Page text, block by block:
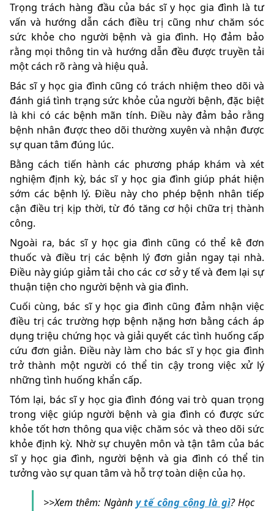
Trọng trách hàng đầu của bác sĩ y học gia đình là tư
vấn và hướng dẫn cách điều trị cũng như chăm sóc
sức khỏe cho người bệnh và gia đình. Họ đảm bảo
rằng mọi thông tin và hướng dẫn đều được truyền tải
một cách rõ ràng và hiệu quả.
Bác sĩ y học gia đình cũng có trách nhiệm theo dõi và
đánh giá tình trạng sức khỏe của người bệnh, đặc biệt
là khi có các bệnh mãn tính. Điều này đảm bảo rằng
bệnh nhân được theo dõi thường xuyên và nhận được
sự quan tâm đúng lúc.
Bằng cách tiến hành các phương pháp khám và xét
nghiệm định kỳ, bác sĩ y học gia đình giúp phát hiện
sớm các bệnh lý. Điều này cho phép bệnh nhân tiếp
cận điều trị kịp thời, từ đó tăng cơ hội chữa trị thành
công.
Ngoài ra, bác sĩ y học gia đình cũng có thể kê đơn
thuốc và điều trị các bệnh lý đơn giản ngay tại nhà.
Điều này giúp giảm tải cho các cơ sở y tế và đem lại sự
thuận tiện cho người bệnh và gia đình.
Cuối cùng, bác sĩ y học gia đình cũng đảm nhận việc
điều trị các trường hợp bệnh nặng hơn bằng cách áp
dụng triệu chứng học và giải quyết các tình huống cấp
cứu đơn giản. Điều này làm cho bác sĩ y học gia đình
trở thành một người có thể tin cậy trong việc xử lý
những tình huống khẩn cấp.
Tóm lại, bác sĩ y học gia đình đóng vai trò quan trọng
trong việc giúp người bệnh và gia đình có được sức
khỏe tốt hơn thông qua việc chăm sóc và theo dõi sức
khỏe định kỳ. Nhờ sự chuyên môn và tận tâm của bác
sĩ y học gia đình, người bệnh và gia đình có thể tin
tưởng vào sự quan tâm và hỗ trợ toàn diện của họ.
>>Xem thêm: Ngành y tế công cộng là gì? Học